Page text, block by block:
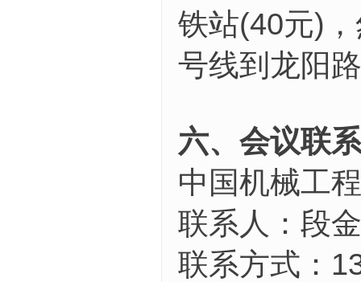
铁站(40元)
号线到龙阳
六、会议联
中国机
联系
联系方式